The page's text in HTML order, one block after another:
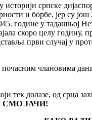
српске
и борбе, јер су
године у тадашњој
скоро целу
први случај у
члановима
тек долазе, од срца
СМО ЈАЧИ!